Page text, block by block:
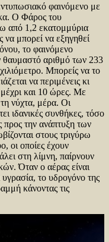
φαινόμενο με
Ο Φάρος του
από 1,2 εκατομμύρια
να μπορεί να εξηγηθεί
το φαινόμενο
θαυμαστό αριθμό των 233
Μπορείς να το
να περιμένεις κι
μέχρι και 10 ώρες. Με
νύχτα, μέρα. Οι
ιδανικές συνθήκες, τόσο
προς την ανάπτυξη των
στους τριγύρω
οι οποίες έχουν
στη λίμνη, παίρνουν
Όταν ο αέρας είναι
το υδρογόνο της
κάνοντας τις